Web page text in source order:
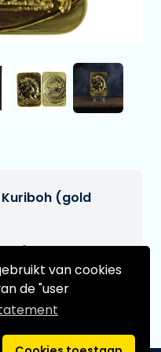
van cookies
de "user
(gold